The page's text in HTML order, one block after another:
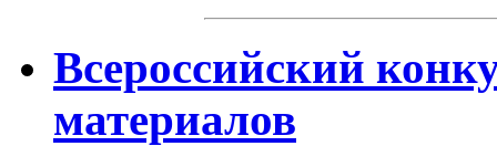
Всероссийский
материалов